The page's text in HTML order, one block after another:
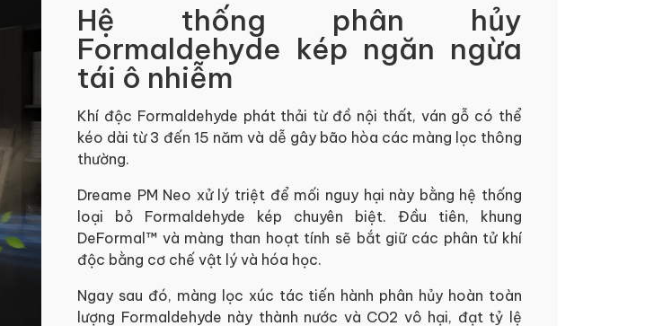
Hệ thống phân hủy
Formaldehyde kép ngăn ngừa
tái ô nhiễm
Khí độc Formaldehyde phát thải từ đồ nội thất, ván gỗ có thể
kéo dài từ 3 đến 15 năm và dễ gây bão hòa các màng lọc thông
thường.
Dreame PM Neo xử lý triệt để mối nguy hại này bằng hệ thống
loại bỏ Formaldehyde kép chuyên biệt. Đầu tiên, khung
DeFormal™ và màng than hoạt tính sẽ bắt giữ các phân tử khí
độc bằng cơ chế vật lý và hóa học.
Ngay sau đó, màng lọc xúc tác tiến hành phân hủy hoàn toàn
lượng Formaldehyde này thành nước và CO2 vô hại, đạt tỷ lệ